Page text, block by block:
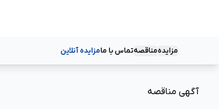
مزایدهمناقصهتماس با مامزایده آنلاین
آگهی مناقصه